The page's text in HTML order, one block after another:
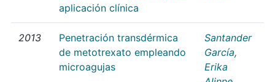
aplicación clínica
2013
Penetración transdérmica
de metotrexato empleando
microagujas
Santander
García,
Erika